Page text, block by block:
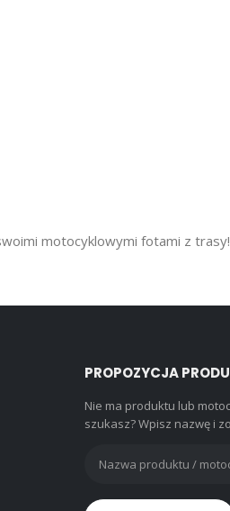
motocyklowymi fotami z
PROPOZYCJA
Nie ma produktu lub
szukasz? Wpisz nazwę i